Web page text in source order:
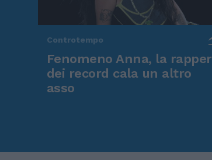
Controtempo
Fenomeno Anna, la rapper
dei record cala un altro
asso